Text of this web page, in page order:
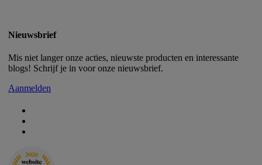
Nieuwsbrief
Mis niet langer onze acties, nieuwste producten en interessante
blogs! Schrijf je in voor onze nieuwsbrief.
Aanmelden